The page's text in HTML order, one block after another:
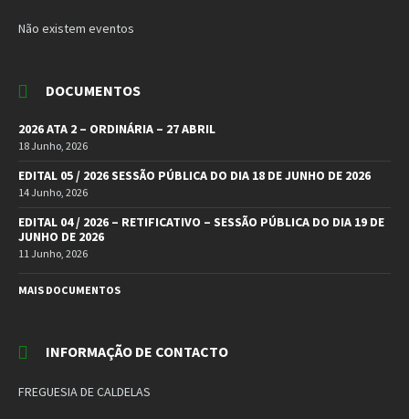
Não existem eventos
DOCUMENTOS
2026 ATA 2 – ORDINÁRIA – 27 ABRIL
18 Junho, 2026
EDITAL 05 / 2026 SESSÃO PÚBLICA DO DIA 18 DE JUNHO DE 2026
14 Junho, 2026
EDITAL 04 / 2026 – RETIFICATIVO – SESSÃO PÚBLICA DO DIA 19 DE
JUNHO DE 2026
11 Junho, 2026
MAIS DOCUMENTOS
INFORMAÇÃO DE CONTACTO
FREGUESIA DE CALDELAS